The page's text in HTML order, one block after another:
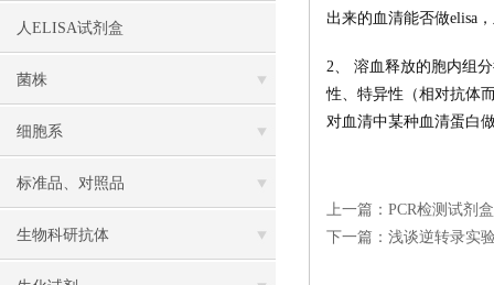
人ELISA试剂盒
菌株
细胞系
标准品、对照品
生物科研抗体
出来的血清能否做elisa
2、 溶血释放的胞内组
性、特异性（相对抗体
对血清中某种血清蛋白
上一篇： PCR检测试剂
下一篇： 浅谈逆转录实